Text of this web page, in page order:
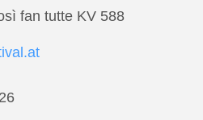
fan tutte KV 588